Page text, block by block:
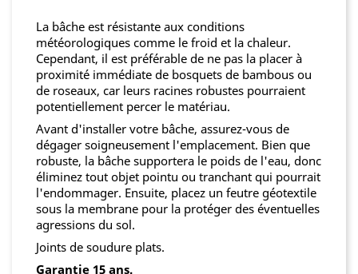
La bâche est résistante aux conditions
météorologiques comme le froid et la chaleur.
Cependant, il est préférable de ne pas la placer à
proximité immédiate de bosquets de bambous ou
de roseaux, car leurs racines robustes pourraient
potentiellement percer le matériau.
Avant d'installer votre bâche, assurez-vous de
dégager soigneusement l'emplacement. Bien que
robuste, la bâche supportera le poids de l'eau, donc
éliminez tout objet pointu ou tranchant qui pourrait
l'endommager. Ensuite, placez un feutre géotextile
sous la membrane pour la protéger des éventuelles
agressions du sol.
Joints de soudure plats.
Garantie 15 ans.